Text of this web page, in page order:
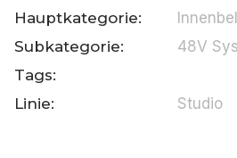
Hauptkategorie:
Subkategorie:
48V
Tags:
Linie:
Studio